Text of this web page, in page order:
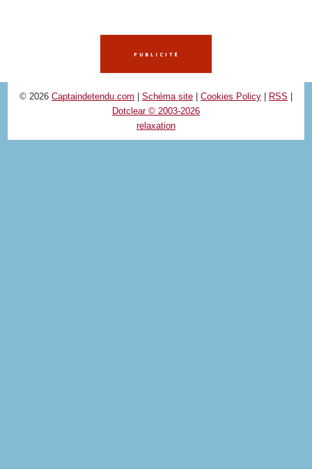
© 2026 Captaindetendu.com Schéma site Cookies Policy RSS
Dotclear © 2003-2026
relaxation